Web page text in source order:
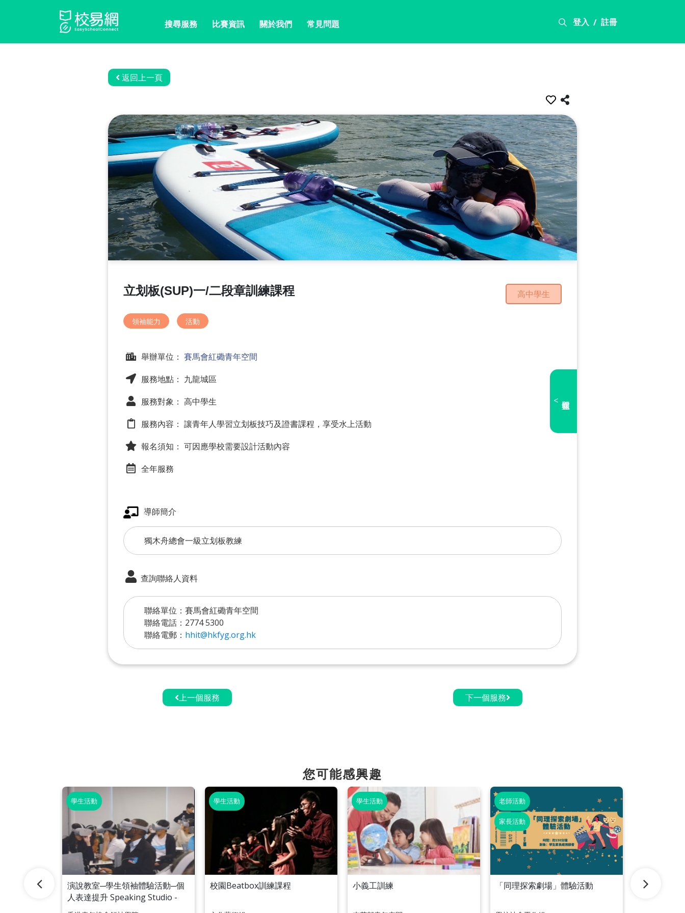
登入 / 註冊
搜尋服務 比賽資訊 關於我們 常見問題
返回上一頁
立划板(SUP)一/二段章訓練課程 高中學生
領袖能力 活動
舉辦單位： 賽馬會紅磡青年空間
服務地點： 九龍城區
服務對象： 高中學生
服務內容： 讓青年人學習立划板技巧及證書課程，享受水上活動
報名須知： 可因應學校需要設計活動內容
全年服務
導師簡介
獨木舟總會一級立划板教練
查詢聯絡人資料
聯絡單位：賽馬會紅磡青年空間
聯絡電話：2774 5300
聯絡電郵： hhit@hkfyg.org.hk
<
上一個服務 下一個服務
您可能感興趣
學生活動
演說教室─學生領袖體驗活動─個
人表達提升 Speaking Studio -
Personal Expression
學生活動
校園Beatbox訓練課程
學生活動
小義工訓練
老師活動
家長活動
「同理探索劇場」體驗活動
I-Check 學